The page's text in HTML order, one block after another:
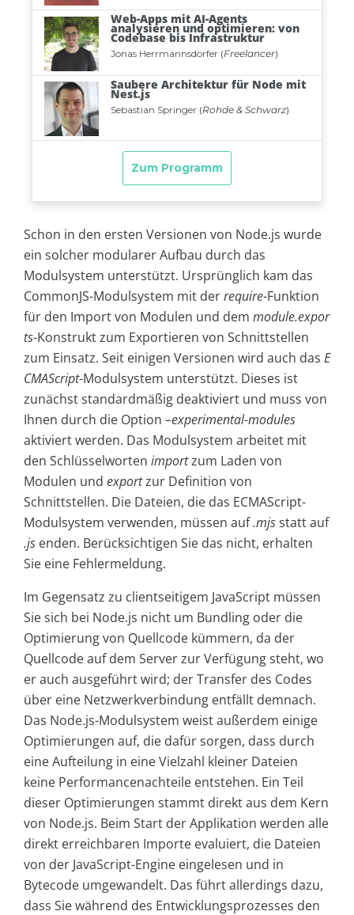
Schon in den ersten Versionen von Node.js wurde
ein solcher modularer Aufbau durch das
Modulsystem unterstützt. Ursprünglich kam das
CommonJS-Modulsystem mit derrequire-Funktion
für den Import von Modulen und dem module.expor
ts-Konstrukt zum Exportieren von Schnittstellen
zum Einsatz. Seit einigen Versionen wird auch das E
CMAScript-Modulsystem unterstützt. Dieses ist
zunächst standardmäßig deaktiviert und muss von
Ihnen durch die Option –experimental-modules
aktiviert werden. Das Modulsystem arbeitet mit
den Schlüsselworten importzum Laden von
Modulen und exportzur Definition von
Schnittstellen. Die Dateien, die das ECMAScript-
Modulsystem verwenden, müssen auf.mjsstatt auf
.js enden. Berücksichtigen Sie das nicht, erhalten
Sie eine Fehlermeldung.
Im Gegensatz zu clientseitigem JavaScript müssen
Sie sich bei Node.js nicht um Bundling oder die
Optimierung von Quellcode kümmern, da der
Quellcode auf dem Server zur Verfügung steht, wo
er auch ausgeführt wird; der Transfer des Codes
über eine Netzwerkverbindung entfällt demnach.
Das Node.js-Modulsystem weist außerdem einige
Optimierungen auf, die dafür sorgen, dass durch
eine Aufteilung in eine Vielzahl kleiner Dateien
keine Performancenachteile entstehen. Ein Teil
dieser Optimierungen stammt direkt aus dem Kern
von Node.js. Beim Start der Applikation werden alle
direkt erreichbaren Importe evaluiert, die Dateien
von der JavaScript-Engine eingelesen und in
Bytecode umgewandelt. Das führt allerdings dazu,
dass Sie während des Entwicklungsprozesses den